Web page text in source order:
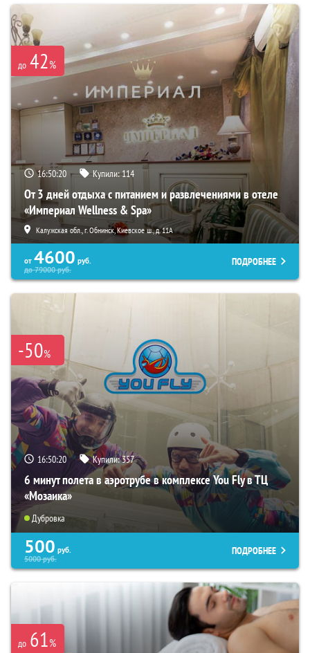
до 42%
16:50:19 Купили:114
От 3 дней отдыха с питанием и развлечениями в отеле
«Империал Wellness & Spa»
Калужская обл., г. Обнинск, Киевское ш., д. 11А
от 4600 руб.
до79000руб.
ПОДРОБНЕЕ
-50%
16:50:19 Купили:357
6 минут полета в аэротрубе в комплексе You Fly в ТЦ
«Мозаика»
Дубровка
500 руб.
5000руб.
ПОДРОБНЕЕ
до 61%